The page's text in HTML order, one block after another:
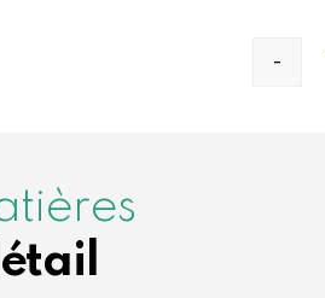
-